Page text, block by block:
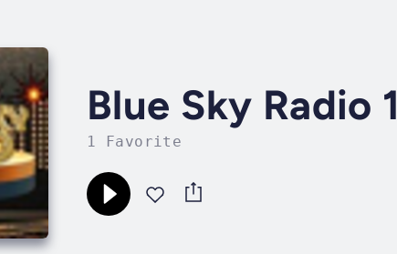
Blue Sky Radio 1
1 Favorite